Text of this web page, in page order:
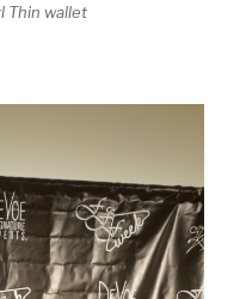
Thin wallet